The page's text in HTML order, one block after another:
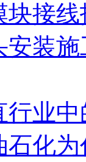
接
装
行业
化